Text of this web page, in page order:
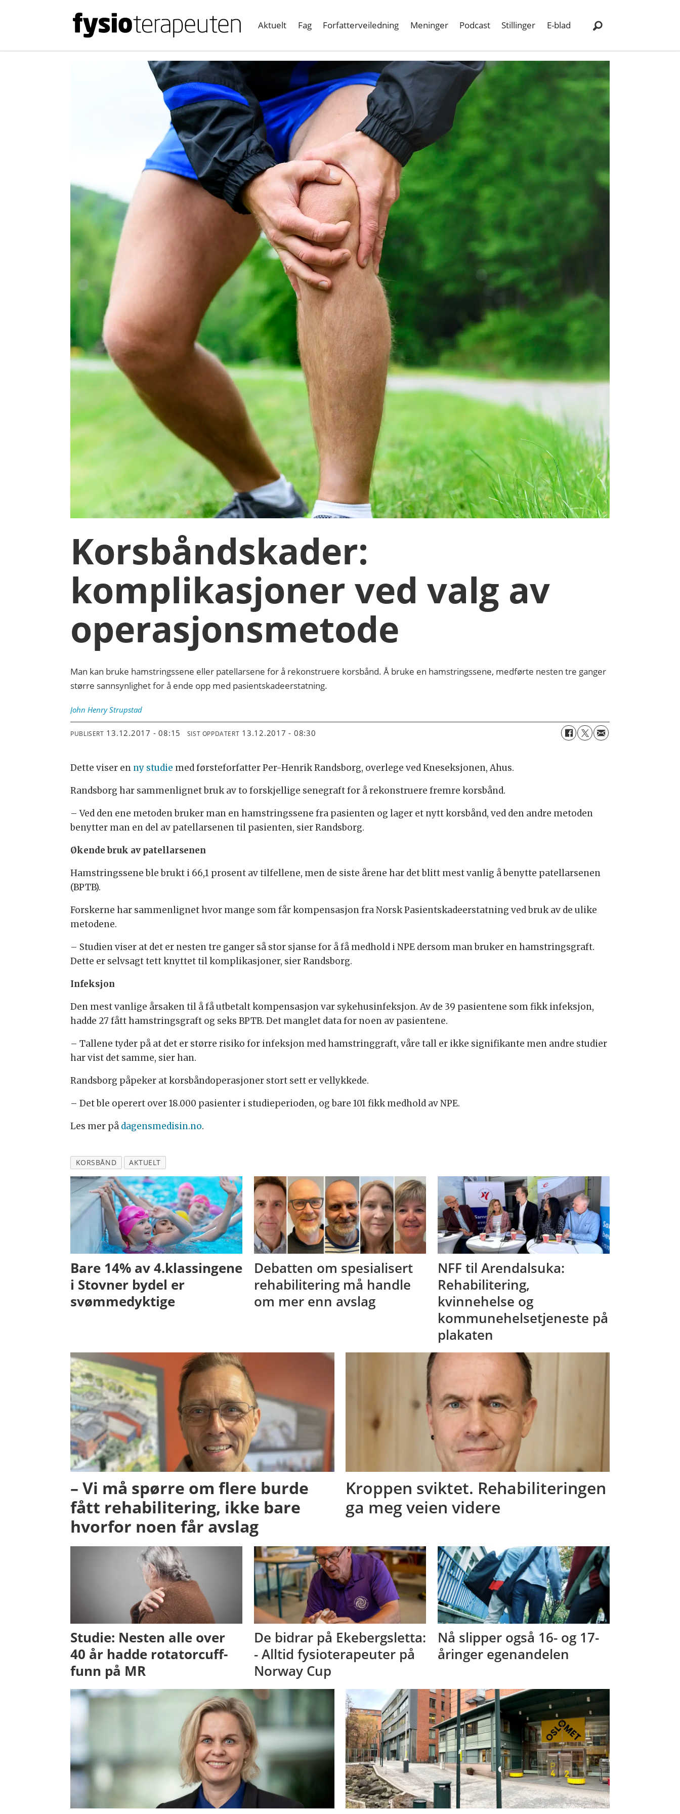
Aktuelt Fag Forfatterveiledning Meninger Podcast Stillinger E-blad
Korsbåndskader:
komplikasjoner ved valg av
operasjonsmetode
Man kan bruke hamstringssene eller patellarsene for å rekonstruere korsbånd. Å bruke en hamstringssene, medførte nesten tre ganger
større sannsynlighet for å ende opp med pasientskadeerstatning.
John Henry Strupstad
PUBLISERT 13.12.2017 - 08:15 SIST OPPDATERT 13.12.2017 - 08:30
Dette viser en ny studie med førsteforfatter Per-Henrik Randsborg, overlege ved Kneseksjonen, Ahus.
Randsborg har sammenlignet bruk av to forskjellige senegraft for å rekonstruere fremre korsbånd.
– Ved den ene metoden bruker man en hamstringssene fra pasienten og lager et nytt korsbånd, ved den andre metoden
benytter man en del av patellarsenen til pasienten, sier Randsborg.
Økende bruk av patellarsenen
Hamstringssene ble brukt i 66,1 prosent av tilfellene, men de siste årene har det blitt mest vanlig å benytte patellarsenen
(BPTB).
Forskerne har sammenlignet hvor mange som får kompensasjon fra Norsk Pasientskadeerstatning ved bruk av de ulike
metodene.
– Studien viser at det er nesten tre ganger så stor sjanse for å få medhold i NPE dersom man bruker en hamstringsgraft.
Dette er selvsagt tett knyttet til komplikasjoner, sier Randsborg.
Infeksjon
Den mest vanlige årsaken til å få utbetalt kompensasjon var sykehusinfeksjon. Av de 39 pasientene som fikk infeksjon,
hadde 27 fått hamstringsgraft og seks BPTB. Det manglet data for noen av pasientene.
– Tallene tyder på at det er større risiko for infeksjon med hamstringgraft, våre tall er ikke signifikante men andre studier
har vist det samme, sier han.
Randsborg påpeker at korsbåndoperasjoner stort sett er vellykkede.
– Det ble operert over 18.000 pasienter i studieperioden, og bare 101 fikk medhold av NPE.
Les mer på dagensmedisin.no.
KORSBÅND AKTUELT
Bare 14% av 4.klassingene
i Stovner bydel er
svømmedyktige
Debatten om spesialisert
rehabilitering må handle
om mer enn avslag
NFF til Arendalsuka:
Rehabilitering,
kvinnehelse og
kommunehelsetjeneste på
plakaten
– Vi må spørre om flere burde
fått rehabilitering, ikke bare
hvorfor noen får avslag
Kroppen sviktet. Rehabiliteringen
ga meg veien videre
Studie: Nesten alle over
40 år hadde rotatorcuff-
funn på MR
De bidrar på Ekebergsletta:
- Alltid fysioterapeuter på
Norway Cup
Nå slipper også 16- og 17-
åringer egenandelen